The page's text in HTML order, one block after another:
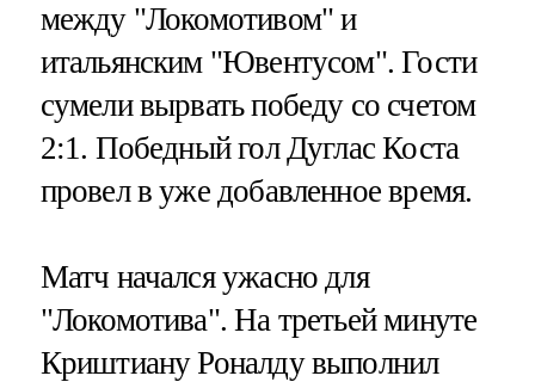
между "Локомотивом" и
итальянским "Ювентусом". Гости
сумели вырвать победу со счетом
2:1. Победный гол Дуглас Коста
провел в уже добавленное время.
Матч начался ужасно для
"Локомотива". На третьей минуте
Криштиану Роналду выполнил